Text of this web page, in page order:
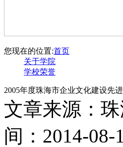
您现在的位置:首页
关于学院
学校荣誉
2005年度珠海市企业文化建设先
文章来源：
间：2014-08-